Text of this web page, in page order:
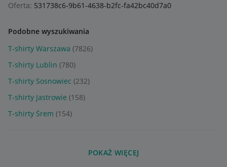
Oferta: 531738c6-9b61-4638-b2fc-fa42bc40d7a0
Podobne wyszukiwania
T-shirty Warszawa (7826)
T-shirty Lublin (780)
T-shirty Sosnowiec (232)
T-shirty Jastrowie (158)
T-shirty Śrem (154)
POKAŻ WIĘCEJ